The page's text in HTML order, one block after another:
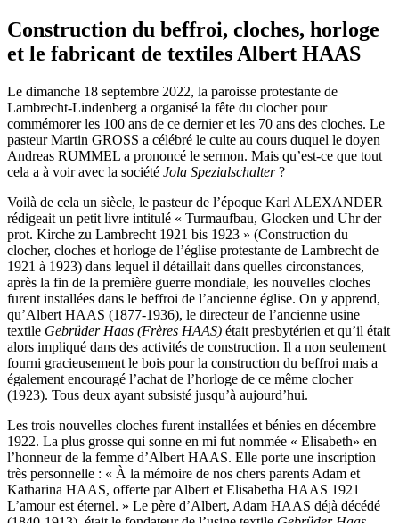
Construction du beffroi, cloches, horloge
et le fabricant de textiles Albert HAAS
Le dimanche 18 septembre 2022, la paroisse protestante de
Lambrecht-Lindenberg a organisé la fête du clocher pour
commémorer les 100 ans de ce dernier et les 70 ans des cloches. Le
pasteur Martin GROSS a célébré le culte au cours duquel le doyen
Andreas RUMMEL a prononcé le sermon. Mais qu’est-ce que tout
cela a à voir avec la société Jola Spezialschalter?
Voilà de cela un siècle, le pasteur de l’époque Karl ALEXANDER
rédigeait un petit livre intitulé « Turmaufbau, Glocken und Uhr der
prot. Kirche zu Lambrecht 1921 bis 1923 » (Construction du
clocher, cloches et horloge de l’église protestante de Lambrecht de
1921 à 1923) dans lequel il détaillait dans quelles circonstances,
après la fin de la première guerre mondiale, les nouvelles cloches
furent installées dans le beffroi de l’ancienne église. On y apprend,
qu’Albert HAAS (1877-1936), le directeur de l’ancienne usine
textile Gebrüder Haas (Frères HAAS) était presbytérien et qu’il était
alors impliqué dans des activités de construction. Il a non seulement
fourni gracieusement le bois pour la construction du beffroi mais a
également encouragé l’achat de l’horloge de ce même clocher
(1923). Tous deux ayant subsisté jusqu’à aujourd’hui.
Les trois nouvelles cloches furent installées et bénies en décembre
1922. La plus grosse qui sonne en mi fut nommée « Elisabeth» en
l’honneur de la femme d’Albert HAAS. Elle porte une inscription
très personnelle : « À la mémoire de nos chers parents Adam et
Katharina HAAS, offerte par Albert et Elisabetha HAAS 1921
L’amour est éternel. » Le père d’Albert, Adam HAAS déjà décédé